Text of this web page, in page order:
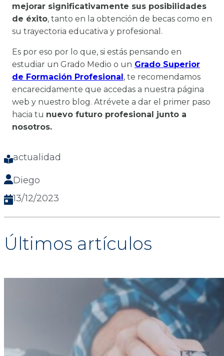
mejorar significativamente sus posibilidades
de éxito, tanto en la obtención de becas como en
su trayectoria educativa y profesional.
Es por eso por lo que, si estás pensando en
estudiar un Grado Medio o un Grado Superior
de Formación Profesional, te recomendamos
encarecidamente que accedas a nuestra página
web y nuestro blog. Atrévete a dar el primer paso
hacia tu nuevo futuro profesional junto a
nosotros.
actualidad
Diego
13/12/2023
Últimos artículos